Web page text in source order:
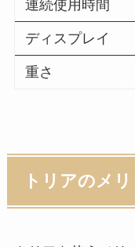
連続使用時間
ディスプレイ
重さ
トリアのメ